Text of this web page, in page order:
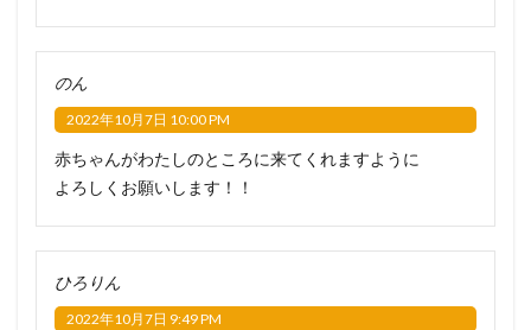
のん
2022年10月7日 10:00 PM
赤ちゃんがわたしのところに来てくれますように
よろしくお願いします！！
ひろりん
2022年10月7日 9:49 PM